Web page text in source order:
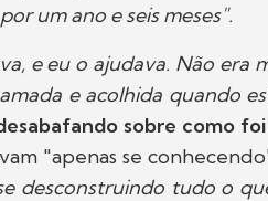
um ano e seis meses".
e eu o ajudava. Não era
e acolhida quando
sobre como
"apenas se
desconstruindo tudo o